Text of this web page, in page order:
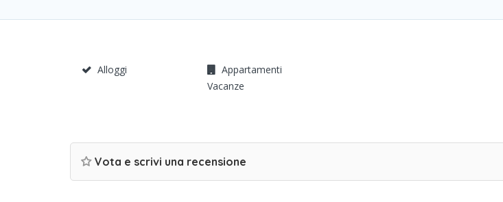
Alloggi
Appartamenti
Vacanze
Vota e scrivi una recensione